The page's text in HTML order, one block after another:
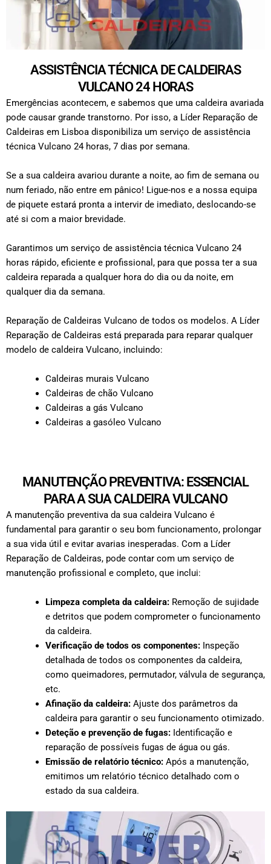
ASSISTÊNCIA TÉCNICA DE CALDEIRAS
VULCANO 24 HORAS
Emergências acontecem, e sabemos que uma caldeira avariada
pode causar grande transtorno. Por isso, a Líder Reparação de
Caldeiras em Lisboa disponibiliza um serviço de assistência
técnica Vulcano 24 horas, 7 dias por semana.
Se a sua caldeira avariou durante a noite, ao fim de semana ou
num feriado, não entre em pânico! Ligue-nos e a nossa equipa
de piquete estará pronta a intervir de imediato, deslocando-se
até si com a maior brevidade.
Garantimos um serviço de assistência técnica Vulcano 24
horas rápido, eficiente e profissional, para que possa ter a sua
caldeira reparada a qualquer hora do dia ou da noite, em
qualquer dia da semana.
Reparação de Caldeiras Vulcano de todos os modelos. A Líder
Reparação de Caldeiras está preparada para reparar qualquer
modelo de caldeira Vulcano, incluindo:
Caldeiras murais Vulcano
Caldeiras de chão Vulcano
Caldeiras a gás Vulcano
Caldeiras a gasóleo Vulcano
MANUTENÇÃO PREVENTIVA: ESSENCIAL
PARA A SUA CALDEIRA VULCANO
A manutenção preventiva da sua caldeira Vulcano é
fundamental para garantir o seu bom funcionamento, prolongar
a sua vida útil e evitar avarias inesperadas. Com a Líder
Reparação de Caldeiras, pode contar com um serviço de
manutenção profissional e completo, que inclui:
Limpeza completa da caldeira: Remoção de sujidade
e detritos que podem comprometer o funcionamento
da caldeira.
Verificação de todos os componentes: Inspeção
detalhada de todos os componentes da caldeira,
como queimadores, permutador, válvula de segurança,
etc.
Afinação da caldeira: Ajuste dos parâmetros da
caldeira para garantir o seu funcionamento otimizado.
Deteção e prevenção de fugas: Identificação e
reparação de possíveis fugas de água ou gás.
Emissão de relatório técnico: Após a manutenção,
emitimos um relatório técnico detalhado com o
estado da sua caldeira.